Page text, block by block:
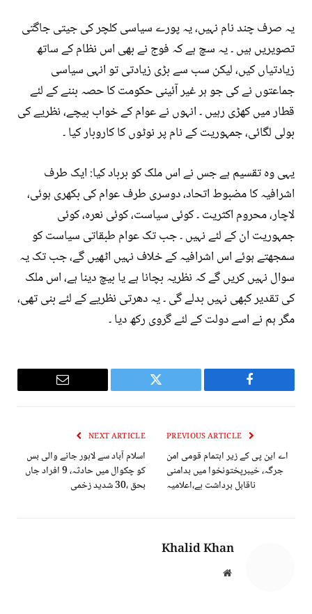
یہ صرف چند نام نہیں، یہ پورے سیاسی کلچر کی جیتی جاگتی
تصویریں ہیں ۔ یہ سچ ہے کہ فوج نے بھی اس نظام کے ساتھ
زیادتیاں کیں، لیکن سب سے بڑی زیادتی تو انہی سیاسی
جماعتوں نے کی جو ہر غیر آئینی حکومت کا حصہ بننے کے لئے
قطار میں کھڑی رہیں ۔ انہوں نے عوام کے خواب بیچے، نظریے کی
بولی لگائی، جمہوریت کے نام پر نوٹوں کا کاروبار کیا ۔
یہی وہ تقسیم ہے جس نے اس ملک کو برباد کیا: ایک طرف
اشرافیہ کا مضبوط اتحاد، دوسری طرف عوام کی بکھری ہوئی،
لاچار، محروم اکثریت ۔ کوئی سیاست، کوئی نعرہ، کوئی
جمہوریت ان کے لئے نہیں ۔ جب تک عوام طبقاتی سیاست کو
سمجھتے ہوئے اس اشرافیہ کے خلاف نہیں اٹھیں گے، جب تک یہ
سوال نہیں کریں گے کہ نظریہ بچانا ہے یا بیچ دینا ہے، اس ملک
کی تقدیر کبھی نہیں بدلے گی ۔ یہ دھرتی نظریے کے لئے بنی تھی،
مگر ہم نے اسے دولت کے لئے گروی رکھ دیا ۔
Facebook
Twitter
Email
اے این پی کے زیر اہتمام قومی امن
جرگہ، خیبرپختونخوا میں بدامنی
ناقابل برداشت ہے،اعلامیہ
NEXT ARTICLE
اسلام آباد سے لاہور جانے والی بس
کو چکوال میں حادثہ، 9 افراد جاں
بحق ،30 شدید زخمی
Khalid Khan
Website